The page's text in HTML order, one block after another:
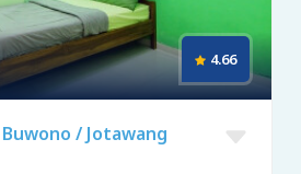
4.66
/ Jotawang